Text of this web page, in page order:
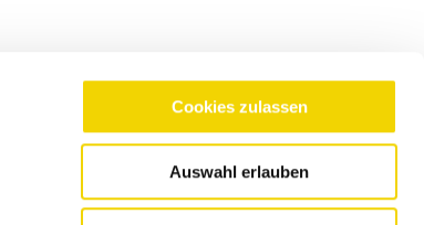
Cookies zulassen
Auswahl erlauben